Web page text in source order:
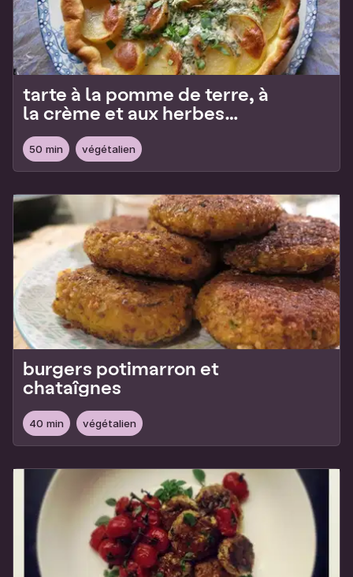
tarte à la pomme de terre, à
la crème et aux herbes
fraîches
50 min végétalien
burgers potimarron et
chataîgnes
40 min végétalien